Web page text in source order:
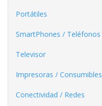
Portátiles
SmartPhones / Teléfonos
Televisor
Impresoras / Consumibles
Conectividad / Redes